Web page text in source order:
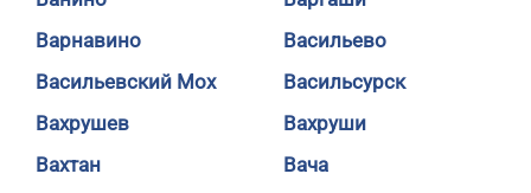
Варнавино
Васильево
Васильевский Мох
Васильсурск
Вахрушев
Вахруши
Вахтан
Вача